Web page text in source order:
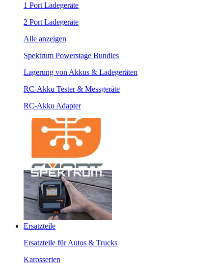
1 Port Ladegeräte
2 Port Ladegeräte
Alle anzeigen
Spektrum Powerstage Bundles
Lagerung von Akkus & Ladegeräten
RC-Akku Tester & Messgeräte
RC-Akku Adapter
Ersatzteile
Ersatzteile für Autos & Trucks
Karosserien